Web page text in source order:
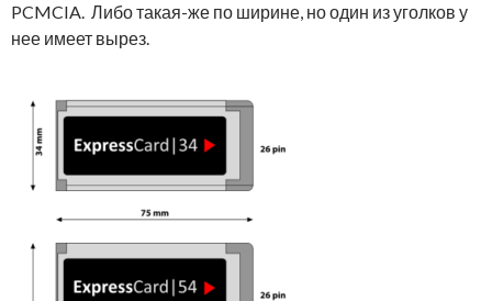
PCMCIA. Либо такая-же по ширине, но один из уголков у
нее имеет вырез.